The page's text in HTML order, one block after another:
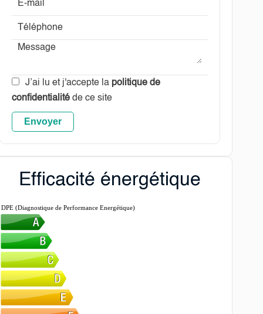
J’ai lu et j'accepte la politique de
confidentialité de ce site
Envoyer
Efficacité énergétique
DPE (Diagnostique de Performance Energétique)